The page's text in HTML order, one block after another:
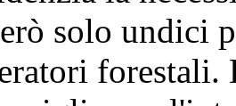
solo undici
forestali.